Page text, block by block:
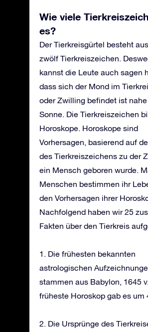
Wie viele
es?
Der Tierkreisgürtel besteht
zwölf Tierkreiszeichen.
kannst die Leute auch sagen
dass sich der Mond im
oder Zwilling befindet ist
Sonne. Die Tierkreiszeichen
Horoskope. Horoskope sind
Vorhersagen, basierend auf
des Tierkreiszeichens zu der
ein Mensch geboren wurde.
Menschen bestimmen ihr
den Vorhersagen ihrer
Nachfolgend haben wir 25
Fakten über den Tierkreis
1. Die frühesten bekannten
astrologischen
stammen aus Babylon, 1645
früheste Horoskop gab es um
2. Die Ursprünge des